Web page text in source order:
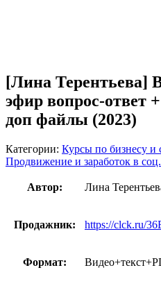
[Лина Терентьева]
эфир вопрос-ответ
доп файлы (2023)
Категории: Курсы по бизнесу и
Продвижение и заработок в соц.
Автор: Лина
Продажник: https://clck.ru/
Формат: